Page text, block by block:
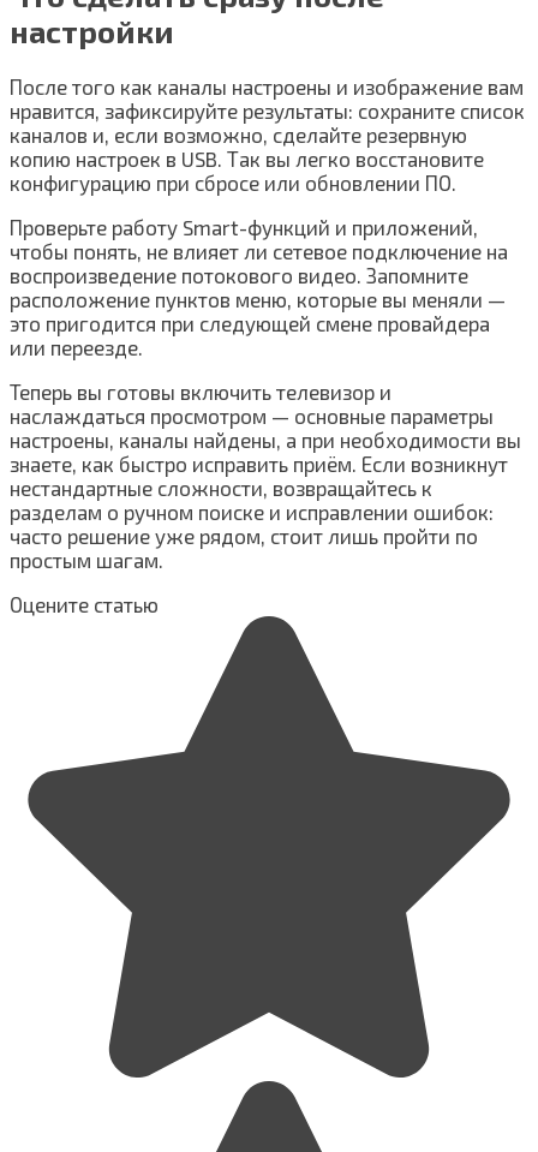
настройки
После того как каналы настроены и изображение вам
нравится, зафиксируйте результаты: сохраните список
каналов и, если возможно, сделайте резервную
копию настроек в USB. Так вы легко восстановите
конфигурацию при сбросе или обновлении ПО.
Проверьте работу Smart-функций и приложений,
чтобы понять, не влияет ли сетевое подключение на
воспроизведение потокового видео. Запомните
расположение пунктов меню, которые вы меняли —
это пригодится при следующей смене провайдера
или переезде.
Теперь вы готовы включить телевизор и
наслаждаться просмотром — основные параметры
настроены, каналы найдены, а при необходимости вы
знаете, как быстро исправить приём. Если возникнут
нестандартные сложности, возвращайтесь к
разделам о ручном поиске и исправлении ошибок:
часто решение уже рядом, стоит лишь пройти по
простым шагам.
Оцените статью